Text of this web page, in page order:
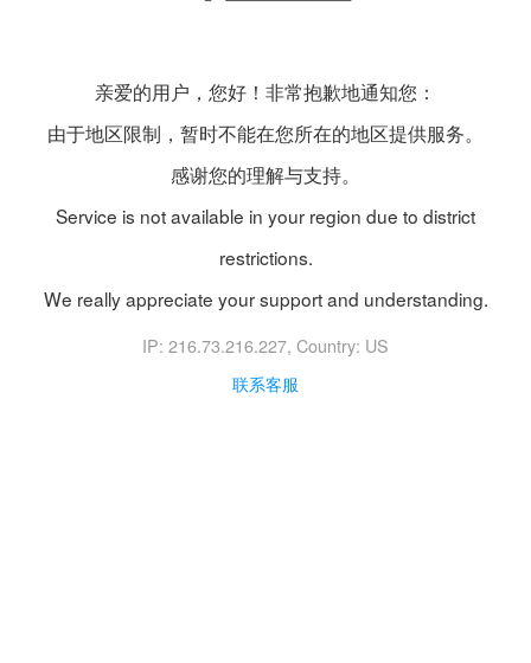
亲爱的用户，您好！非常抱歉地通知您：
由于地区限制，暂时不能在您所在的地区提供服务。
感谢您的理解与支持。
Service is not available in your region due to district
restrictions.
We really appreciate your support and understanding.
IP: 216.73.216.227, Country: US
联系客服